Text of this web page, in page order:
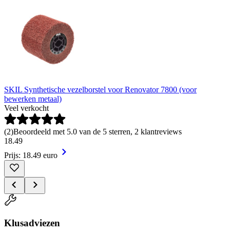
SKIL Synthetische vezelborstel voor Renovator 7800 (voor
bewerken metaal)
Veel verkocht
(2)Beoordeeld met 5.0 van de 5 sterren, 2 klantreviews
18.49
Prijs: 18.49 euro
Klusadviezen